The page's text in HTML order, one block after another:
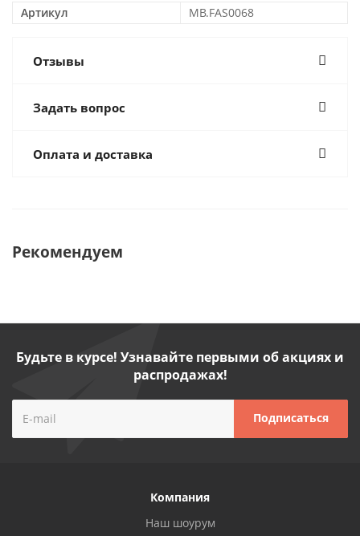
Артикул MB.FAS0068
Отзывы
Задать вопрос
Оплата и доставка
Рекомендуем
Будьте в курсе! Узнавайте первыми об акциях и
распродажах!
Компания
Наш шоурум